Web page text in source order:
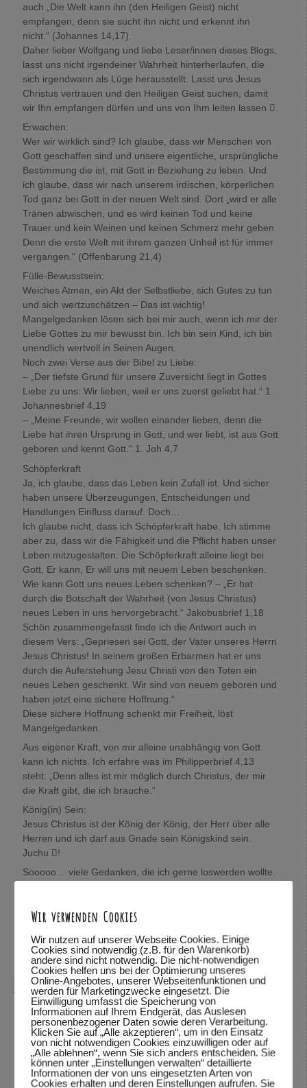
auch „Die Welt kann ihn (den Heiligen Geist) nicht
empfangen, denn sie sucht ihn nicht und erkennt ihn
nicht.“ (Johannes 14,17).
Daher lieber Wolfgang und liebe Leser/innen dieses Blogs,
lasst uns nicht irgendeiner Wahrheit hinterherlaufen, die
sich irgendwann als Lüge herausstellt. Lasst uns Jesus
Christus vertrauen und den Heiligen Geist suchen, damit
wir Ihn empfangen dürfen und uns von Ihm leiten lassen .
Erwachen:
Wer wir wirklich sind? Ich glaube, dass wir Menschen von
Gott geschaffen sind und unsere eigentliche, ursprüngliche
Bestimmung die ist, mit Gott in Beziehung zu leben. Und
ich glaube, dass wir nach unserem irdischen, körperlichen
Tod ganz bei Gott in der neuen Welt sind. Dort „wird er alle
Tränen abwischen, und es wird keinen Tod und keine
Trauer und kein Weinen und keinen Schmerz mehr geben.
Denn die erste Welt mit ihrem ganzen Unheil ist für immer
vergangen.“ (Offenbarung 21,4)
Fülle-Bewusstsein:
Weiches Atmen, ein Akt der Selbstliebe, sich Gutes zu tun
und sich wertzuschätzen – Das ist wichtig!
Mangelgedanken lösen sich bei mir auch, wenn ich mir der
Liebe Gottes zu mir bewusst bin. Ich bin sein Kind, ich bin
unendlich wertvoll in Seinen Augen.
Noch zwei Verse aus der Bibel zu Liebe:
– „Der tiefste Grund für unsere Zuversicht liegt in Gottes
Liebe zu uns: Wir lieben, weil er uns zuerst geliebt hat.“ 1.
Johannesbrief 4,19
– „Meine Freunde, wir wollen einander lieben, denn die
Liebe hat ihren Ursprung in Gott, und wer liebt, ist aus Gott
geboren und kennt Gott.“ 1. Joh 4,7
Schöpferkraft
Ja, ich glaube, dass das Leben kein Zufall ist. Und sicher
haben unsere Überzeugungen, Entscheidungen und
Handlungen Einfluss darauf. Doch…
Ich glaube nicht, dass ich Schöpferkraft habe. Ich stimme
aber zu, dass wir die Fähigkeit und die Pflicht haben unser
Leben mitzugestalten. Die Schöpferkraft alleine liegt bei
Gott, Er kann, Er will uns mit neuem Leben beschenken.
Wie kann Gott uns neues Leben schenken? – „Er hat
durch die Botschaft der Wahrheit (von Jesus Christus)
neues Leben in uns hervorgebracht.“ Jakobusbrief 1,18
Schön zusammengefasst finde ich die Antwort auch in
diesem Vers: „Gepriesen sei Gott, der Vater unseres Herrn
Jesus Christus! In seinem großen Erbarmen hat er uns
durch die Auferstehung Jesu Christi von den Toten ein
neues Leben geschenkt. Wir sind von neuem geboren und
haben jetzt eine sichere Hoffnung.“
Diese sichere Hoffnung schenkt mir Freiheit, löst
Mangelgedanken.
Aus eigener Kraft, von mir alleine unabhängig von Gott
kann ich nichts. Ich erfahre was im Philipperbrief 4,13
steht: „Denn alles ist mir möglich durch Christus, der mir
die Kraft gibt, die ich brauche.“
König(in) Sein:
Jesus Christus ist der König der König, der Herr über alle
Herren und ich darf aus Gnade sein Königskind sein.
Juchu !
Sooooo… viele Gedanken, die ich gerne loswerden wollte.
In Verbundenheit,
Mira
Antworten↓
Wolfgang Dodelsagte am28.10.2015 um 22:08 :
Hallo Mira,
vielen Dank für das mitteilen deiner Gedanken. Schön,
dass du so viele Bibelstellen zitieren kannst und mit uns
teilst.
Was ich über deine Gedanken denke? Ich habe deine
Wir verwenden Cookies
Wir nutzen auf unserer Webseite Cookies. Einige
Cookies sind notwendig (z.B. für den Warenkorb)
andere sind nicht notwendig. Die nicht-notwendigen
Cookies helfen uns bei der Optimierung unseres
Online-Angebotes, unserer Webseitenfunktionen und
werden für Marketingzwecke eingesetzt. Die
Einwilligung umfasst die Speicherung von
Informationen auf Ihrem Endgerät, das Auslesen
personenbezogener Daten sowie deren Verarbeitung.
Klicken Sie auf „Alle akzeptieren“, um in den Einsatz
von nicht notwendigen Cookies einzuwilligen oder auf
„Alle ablehnen“, wenn Sie sich anders entscheiden. Sie
können unter „Einstellungen verwalten“ detaillierte
Informationen der von uns eingesetzten Arten von
Cookies erhalten und deren Einstellungen aufrufen. Sie